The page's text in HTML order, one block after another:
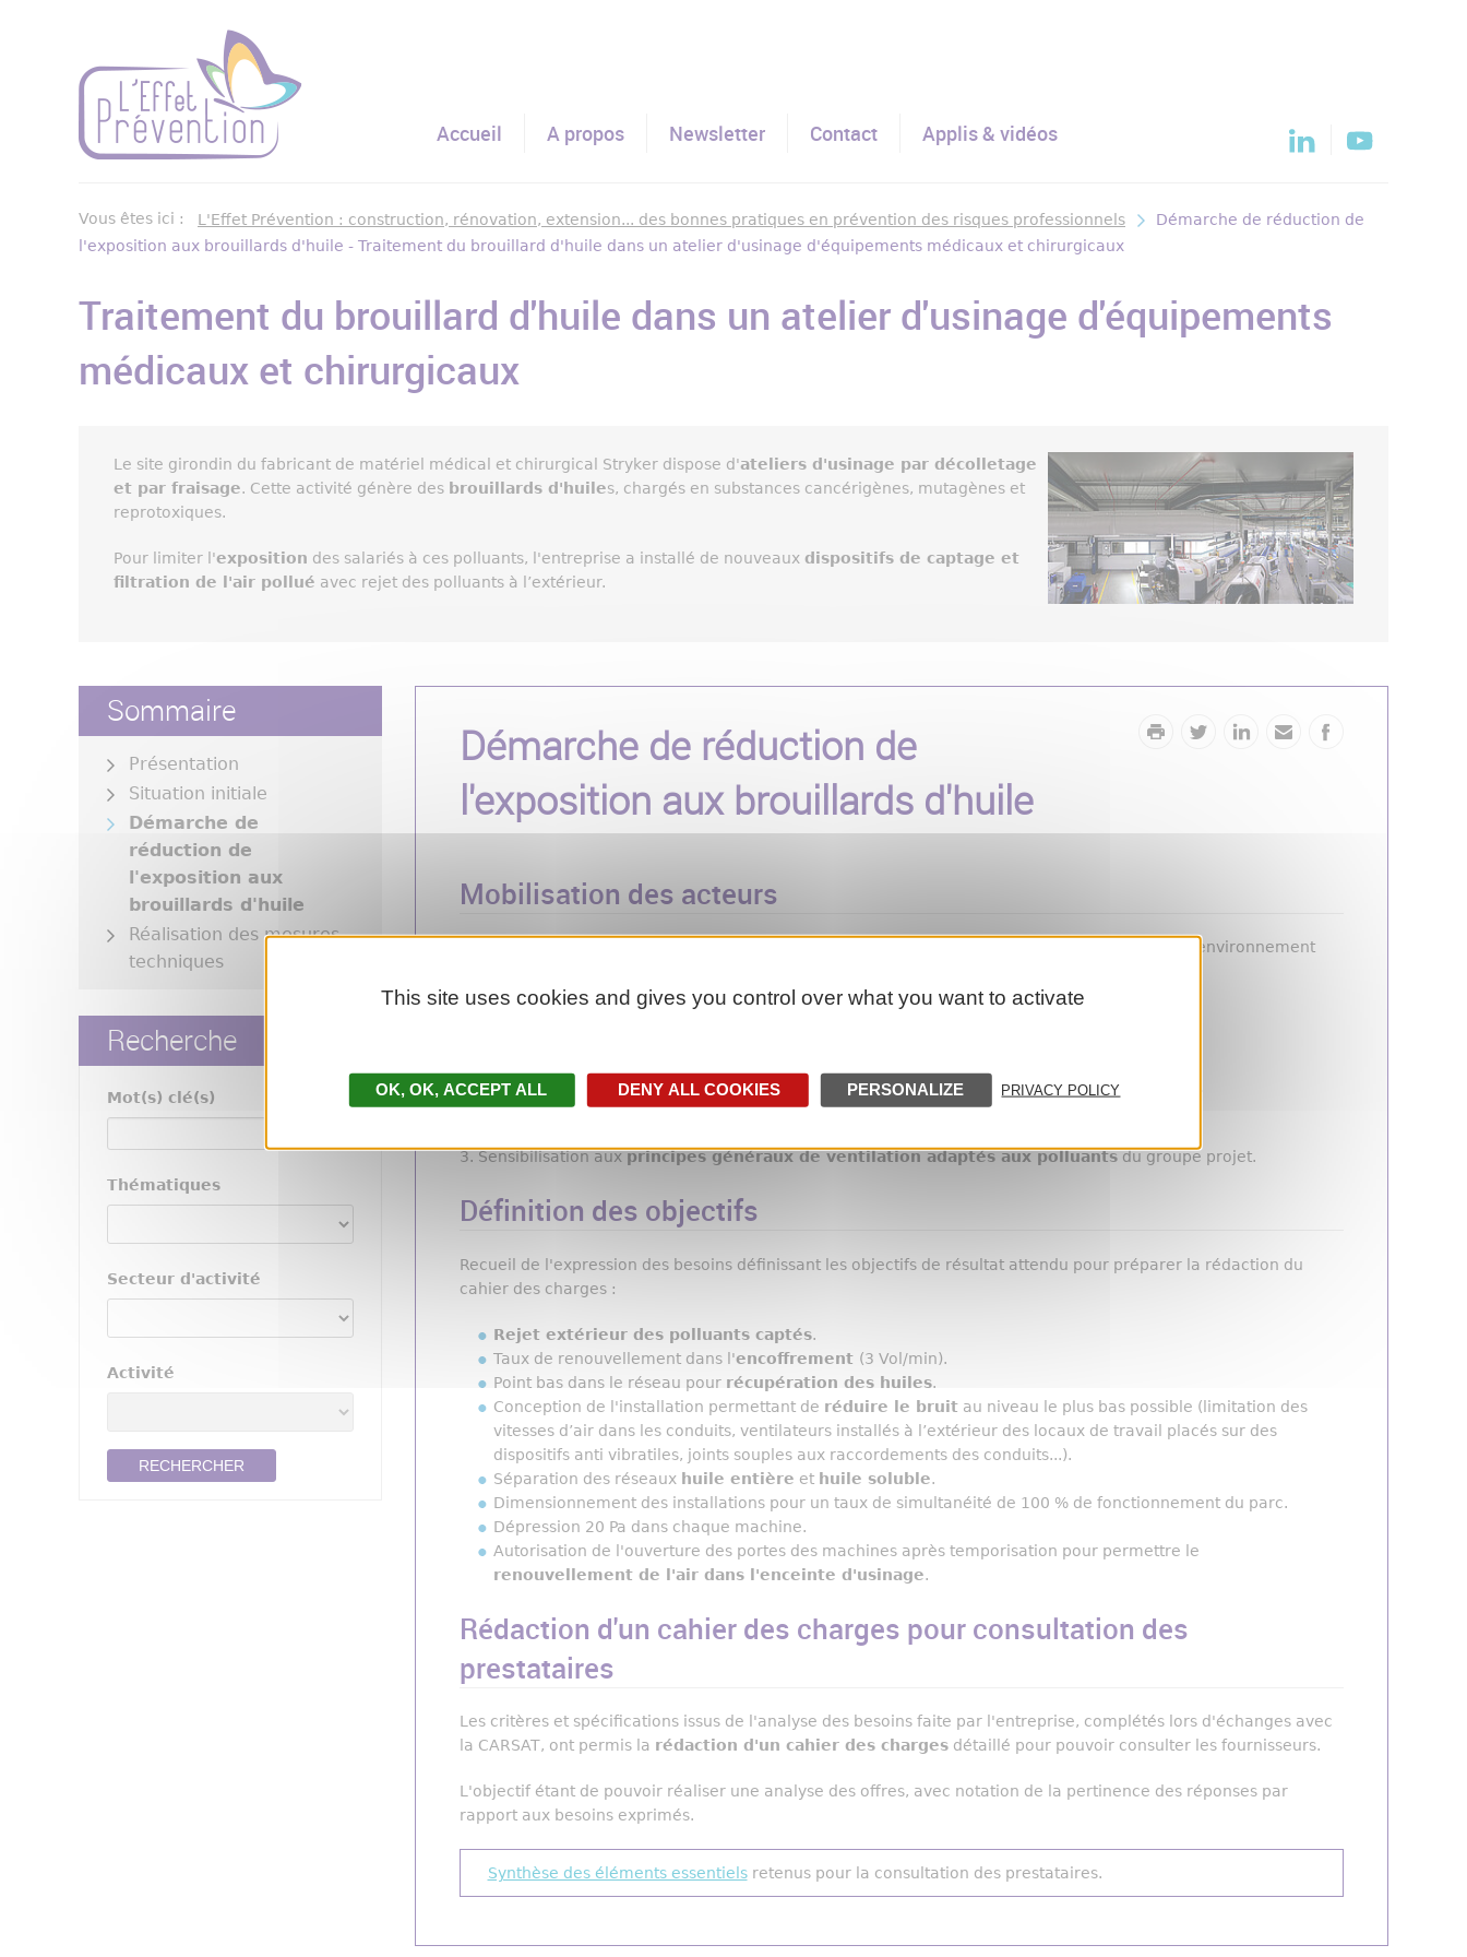
Menu
Accueil A propos Newsletter Contact Applis & vidéos
Vous êtes ici : L'Effet Prévention : construction, rénovation, extension... des bonnes pratiques en prévention des risques professionnels
Démarche de réduction de
l'exposition aux brouillards d'huile - Traitement du brouillard d'huile dans un atelier d'usinage d'équipements médicaux et chirurgicaux
Traitement du brouillard d'huile dans un atelier d'usinage d'équipements
médicaux et chirurgicaux
Le site girondin du fabricant de matériel médical et chirurgical Stryker dispose d'ateliers d'usinage par décolletage
et par fraisage. Cette activité génère des brouillards d'huiles, chargés en substances cancérigènes, mutagènes et
reprotoxiques.
Pour limiter l'exposition des salariés à ces polluants, l'entreprise a installé de nouveaux dispositifs de captage et
filtration de l'air pollué avec rejet des polluants à l’extérieur.
Sommaire
Présentation
Situation initiale
Démarche de
réduction de
l'exposition aux
brouillards d'huile
Réalisation des mesures
techniques
Recherche
Mot(s) clé(s)
Thématiques
Secteur d'activité
Activité
Démarche de réduction de
l'exposition aux brouillards d'huile
Mobilisation des acteurs
1. Création d'un groupe projet constitué des moyens généraux, du service Hygiène, sécurité et environnement
Affections cancéreuses provoquées par les dérivés du pétrole contenus dans l'huile entière.
Incendie dans la zone d'usinage pouvant être provoqué par les huiles entières.
3. Sensibilisation auxprincipes généraux de ventilation adaptés aux polluantsdu groupe projet.
Définition des objectifs
Recueil de l'expression des besoins définissant les objectifs de résultat attendu pour préparer la rédaction du
cahier des charges :
Rejet extérieur des polluants captés.
Taux de renouvellement dans l'encoffrement (3 Vol/min).
Point bas dans le réseau pour récupération des huiles.
Conception de l'installation permettant de réduire le bruit au niveau le plus bas possible (limitation des
vitesses d’air dans les conduits, ventilateurs installés à l’extérieur des locaux de travail placés sur des
dispositifs anti vibratiles, joints souples aux raccordements des conduits...).
Séparation des réseaux huile entière et huile soluble.
Dimensionnement des installations pour un taux de simultanéité de 100 % de fonctionnement du parc.
Dépression 20 Pa dans chaque machine.
Autorisation de l'ouverture des portes des machines après temporisation pour permettre le
renouvellement de l'air dans l'enceinte d'usinage.
Rédaction d'un cahier des charges pour consultation des
prestataires
Les critères et spécifications issus de l'analyse des besoins faite par l'entreprise, complétés lors d'échanges avec
la CARSAT, ont permis la rédaction d'un cahier des chargesdétaillé pour pouvoir consulter les fournisseurs.
L'objectif étant de pouvoir réaliser une analyse des offres, avec notation de la pertinence des réponses par
rapport aux besoins exprimés.
Synthèse des éléments essentielsretenus pour la consultation des prestataires.
This site uses cookies and gives you control over what you want to activate
OK, ACCEPT ALL DENY ALL COOKIES PERSONALIZE PRIVACY POLICY